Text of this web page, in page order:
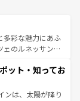
多彩な魅力にあふ
ェのルネッサンス
マルフィ海岸の絶
間には、本場の
を堪能することも
ット・知ってお
ンは、太陽が降り